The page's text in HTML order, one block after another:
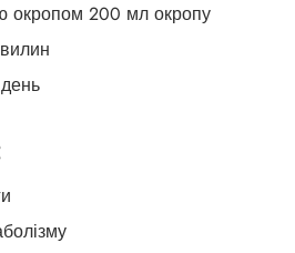
окропом ​200 мл окропу